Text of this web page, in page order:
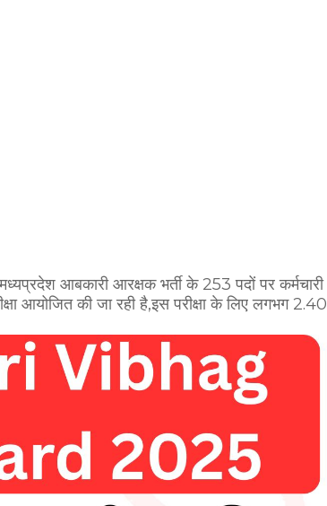
आबकारी आरक्षक भर्ती के 253 पदों पर कर्मचारी
आयोजित की जा रही है,इस परीक्षा के लिए लगभग 2.40